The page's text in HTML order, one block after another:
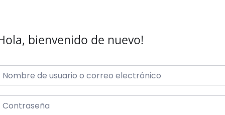
bienvenido de nuevo!